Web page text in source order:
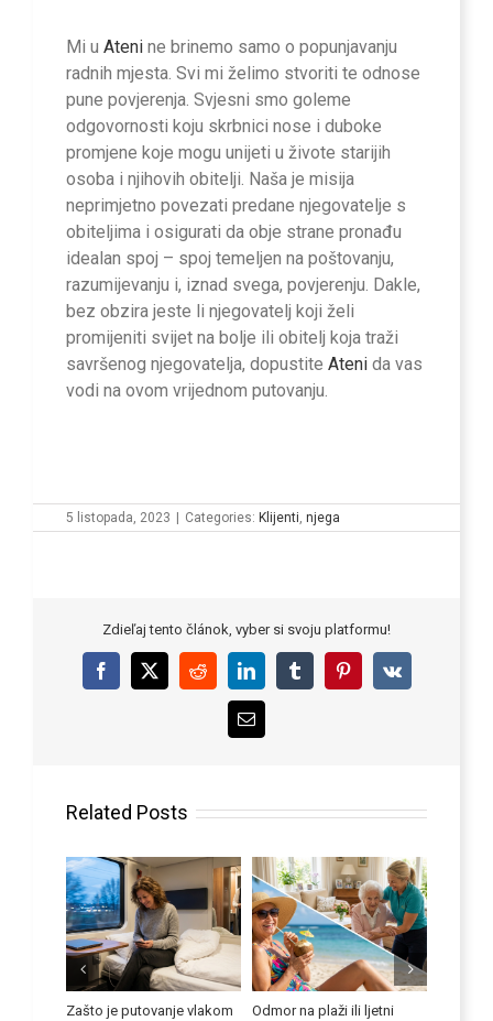
Mi u Ateni ne brinemo samo o popunjavanju
radnih mjesta. Svi mi želimo stvoriti te odnose
pune povjerenja. Svjesni smo goleme
odgovornosti koju skrbnici nose i duboke
promjene koje mogu unijeti u živote starijih
osoba i njihovih obitelji. Naša je misija
neprimjetno povezati predane njegovatelje s
obiteljima i osigurati da obje strane pronađu
idealan spoj – spoj temeljen na poštovanju,
razumijevanju i, iznad svega, povjerenju. Dakle,
bez obzira jeste li njegovatelj koji želi
promijeniti svijet na bolje ili obitelj koja traži
savršenog njegovatelja, dopustite Ateni da vas
vodi na ovom vrijednom putovanju.
5 listopada, 2023 | Categories: Klijenti, njega
Zdieľaj tento článok, vyber si svoju platformu!
Facebook
X RedditLinkedInTumblrPinterest
Vk
Email
Related Posts
Zašto je putovanje vlakom
Odmor na plaži ili ljetni